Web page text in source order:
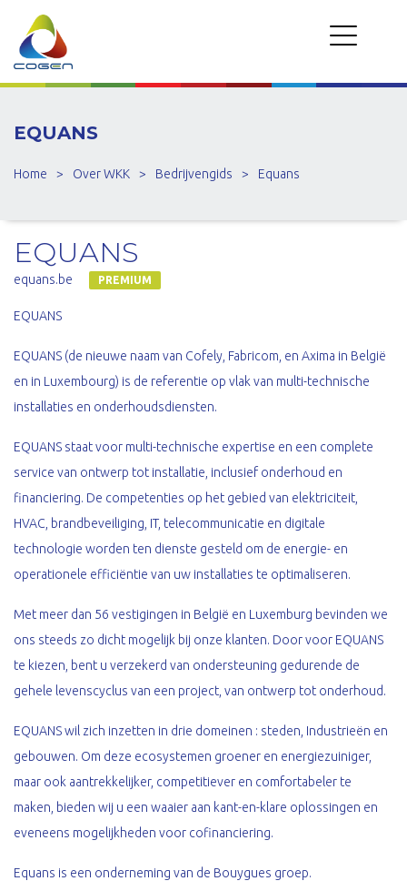
EQUANS
Home > Over WKK > Bedrijvengids > Equans
EQUANS
equans.be PREMIUM
EQUANS
EQUANS (de nieuwe naam van Cofely, Fabricom, en Axima in België
en in Luxembourg) is de referentie op vlak van multi-technische
installaties en onderhoudsdiensten.
EQUANS staat voor multi-technische expertise en een complete
service van ontwerp tot installatie, inclusief onderhoud en
financiering. De competenties op het gebied van elektriciteit,
HVAC, brandbeveiliging, IT, telecommunicatie en digitale
technologie worden ten dienste gesteld om de energie- en
operationele efficiëntie van uw installaties te optimaliseren.
Met meer dan 56 vestigingen in België en Luxemburg bevinden we
ons steeds zo dicht mogelijk bij onze klanten. Door voor EQUANS
te kiezen, bent u verzekerd van ondersteuning gedurende de
gehele levenscyclus van een project, van ontwerp tot onderhoud.
EQUANS wil zich inzetten in drie domeinen : steden, Industrieën en
gebouwen. Om deze ecosystemen groener en energiezuiniger,
maar ook aantrekkelijker, competitiever en comfortabeler te
maken, bieden wij u een waaier aan kant-en-klare oplossingen en
eveneens mogelijkheden voor cofinanciering.
Equans is een onderneming van de Bouygues groep.